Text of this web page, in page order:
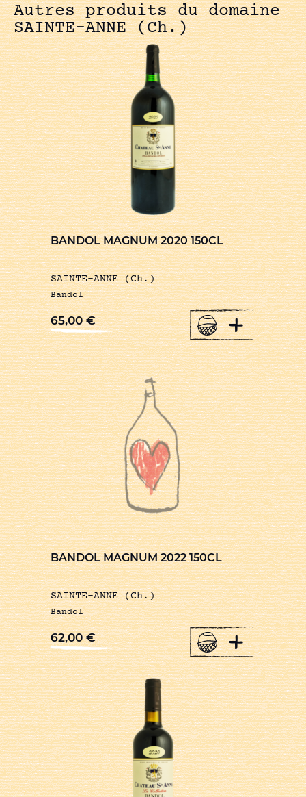
Autres produits du domaine
SAINTE-ANNE (Ch.)
BANDOL MAGNUM 2020 150CL
SAINTE-ANNE (Ch.)
Bandol
65,00€ +
BANDOL MAGNUM 2022 150CL
SAINTE-ANNE (Ch.)
Bandol
62,00€ +